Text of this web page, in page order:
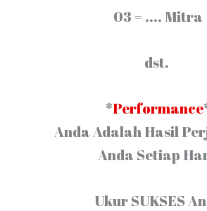
03 = .... Mitra
dst.
*Performance
Anda Adalah Hasil
Anda Setiap
Ukur SUKSES